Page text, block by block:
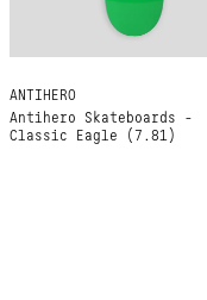
ANTIHERO
Antihero Skateboards -
Classic Eagle (7.81)
7.81